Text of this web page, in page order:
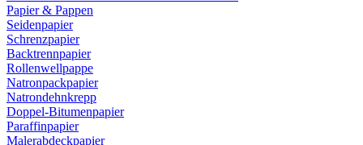
Papier & Pappen
Seidenpapier
Schrenzpapier
Backtrennpapier
Rollenwellpappe
Natronpackpapier
Natrondehnkrepp
Doppel-Bitumenpapier
Paraffinpapier
Malerabdeckpapier